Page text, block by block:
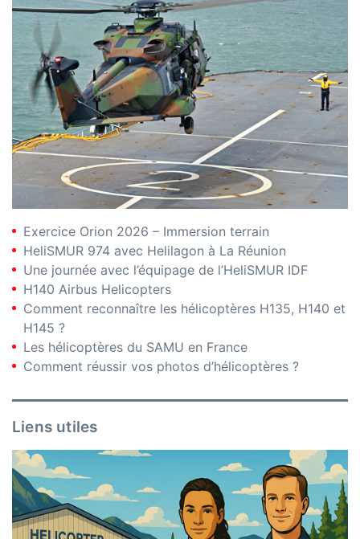
Exercice Orion 2026 – Immersion terrain
HeliSMUR 974 avec Helilagon à La Réunion
Une journée avec l’équipage de l’HeliSMUR IDF
H140 Airbus Helicopters
Comment reconnaître les hélicoptères H135, H140 et
H145 ?
Les hélicoptères du SAMU en France
Comment réussir vos photos d’hélicoptères ?
Liens utiles